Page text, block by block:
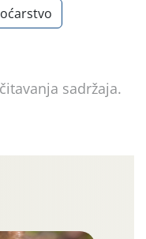
sadržaja.